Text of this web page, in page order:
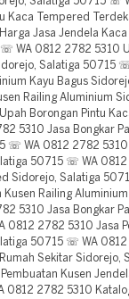
Kaca Tempered
Jasa Jendela Kaca
WA 0812 2782 5310
Salatiga 50715
Kayu Bagus
Railing Aluminium
Borongan Pintu
5310 Jasa Bongkar
☏ WA 0812 2782 5310
50715 ☏ WA
Sidorejo, Salatiga
Railing
5310 Jasa Bongkar
0812 2782 5310 Jasa
50715 ☏ WA
Sekitar Sidorejo,
Kusen
0812 2782 5310